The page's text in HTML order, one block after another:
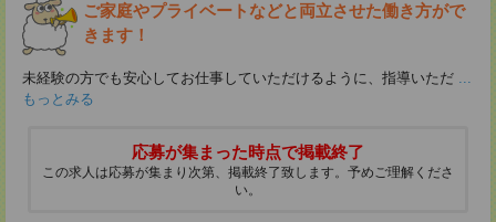
ご家庭やプライベートなどと両立させた働き方がで
きます！
未経験の方でも安心してお仕事していただけるように、指導いただ ...
もっとみる
応募が集まった時点で掲載終了
この求人は応募が集まり次第、掲載終了致します。予めご理解くださ
い。